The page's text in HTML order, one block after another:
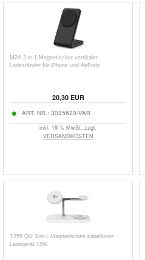
M2A 2-in-1 Magnetischer vertikaler
Ladeständer für iPhone und AirPods
20,30EUR
ART. NR.: 3015620-VAR
inkl. 19 % MwSt. zzgl.
VERSANDKOSTEN
T255 Qi2 3-in-1 Magnetisches kabelloses
Ladegerät 15W